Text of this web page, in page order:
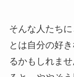
そんな人たち
とは自分の好
るかもしれま